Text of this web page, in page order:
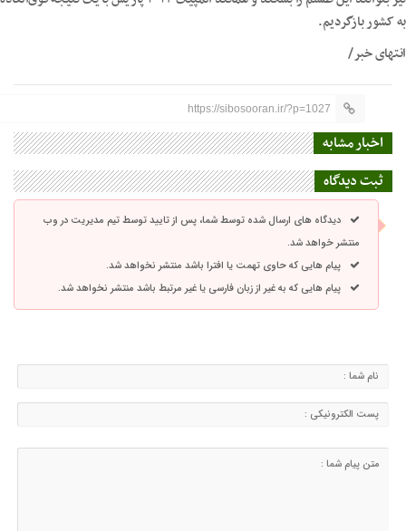
به کشور بازگردیم.
انتهای خبر/
https://sibosooran.ir/?p=1027
اخبار مشابه
ثبت دیدگاه
دیدگاه های ارسال شده توسط شما، پس از تایید توسط تیم مدیریت در وب
منتشر خواهد شد.
پیام هایی که حاوی تهمت یا افترا باشد منتشر نخواهد شد.
پیام هایی که به غیر از زبان فارسی یا غیر مرتبط باشد منتشر نخواهد شد.